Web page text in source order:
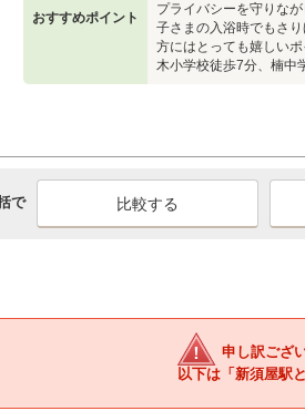
おすすめポイント
プライバシーを守りな
子さまの入浴時でもさ
方にはとっても嬉しい
木小学校徒歩7分、楠中
で
申し訳ござ
以下は「新須屋駅